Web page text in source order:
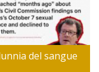
del sangue